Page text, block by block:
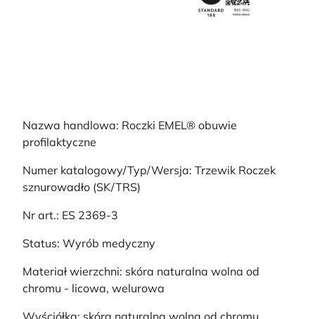
Nazwa handlowa: Roczki EMEL® obuwie
profilaktyczne
Numer katalogowy/Typ/Wersja: Trzewik Roczek
sznurowadło (SK/TRS)
Nr art.: ES 2369-3
Status: Wyrób medyczny
Materiał wierzchni: skóra naturalna wolna od
chromu - licowa, welurowa